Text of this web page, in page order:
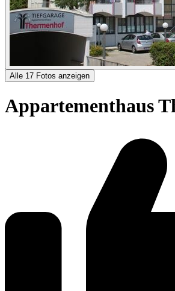
Alle 17 Fotos anzeigen
Appartementhaus